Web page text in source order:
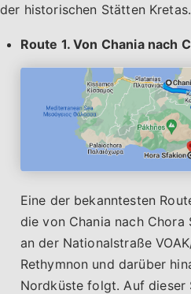
der historischen Stätten Kretas.
Route 1. Von Chania nach
Eine der bekanntesten
die von Chania nach
an der Nationalstraße
Rethymnon und darüber
Nordküste folgt. Auf